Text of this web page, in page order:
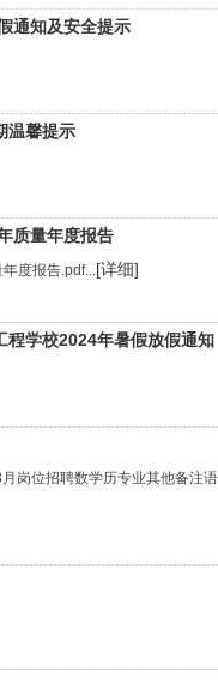
通知及安全提示
温馨提示
质量年度报告
度报告.pdf...[详细]
程学校2024年暑假放假通知
岗位招聘数学历专业其他备注